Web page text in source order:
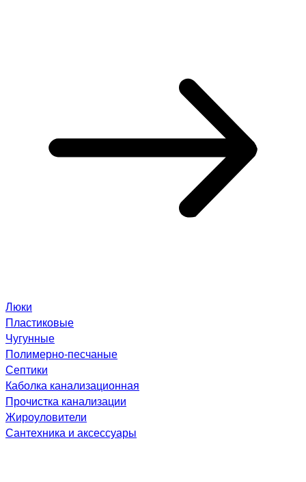
Люки
Пластиковые
Чугунные
Полимерно-песчаные
Септики
Каболка канализационная
Прочистка канализации
Жироуловители
Сантехника и аксессуары